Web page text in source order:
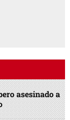
asesinado a